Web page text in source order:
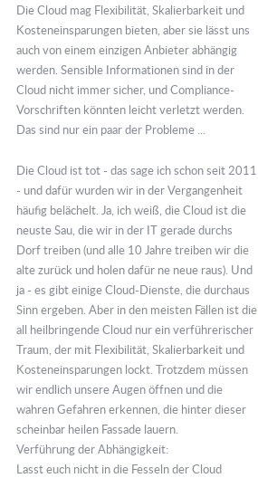
Die Cloud mag Flexibilität, Skalierbarkeit und
Kosteneinsparungen bieten, aber sie lässt uns
auch von einem einzigen Anbieter abhängig
werden. Sensible Informationen sind in der
Cloud nicht immer sicher, und Compliance-
Vorschriften könnten leicht verletzt werden.
Das sind nur ein paar der Probleme ...
Die Cloud ist tot - das sage ich schon seit 2011
- und dafür wurden wir in der Vergangenheit
häufig belächelt. Ja, ich weiß, die Cloud ist die
neuste Sau, die wir in der IT gerade durchs
Dorf treiben (und alle 10 Jahre treiben wir die
alte zurück und holen dafür ne neue raus). Und
ja - es gibt einige Cloud-Dienste, die durchaus
Sinn ergeben. Aber in den meisten Fällen ist die
all heilbringende Cloud nur ein verführerischer
Traum, der mit Flexibilität, Skalierbarkeit und
Kosteneinsparungen lockt. Trotzdem müssen
wir endlich unsere Augen öffnen und die
wahren Gefahren erkennen, die hinter dieser
scheinbar heilen Fassade lauern.
Verführung der Abhängigkeit:
Lasst euch nicht in die Fesseln der Cloud